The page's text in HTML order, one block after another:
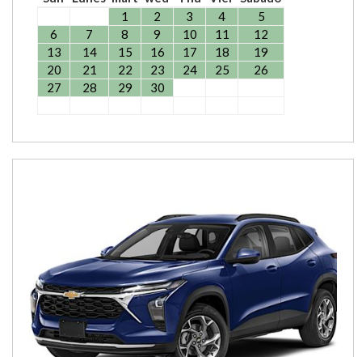
1
2 3 4
5
6
7 8 9 10 11
12
13
14 15 16 17 18
19
20
21 22 23 24 25
26
27
28 29 30